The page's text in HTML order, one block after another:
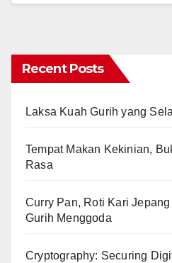
Recent Posts
Laksa Kuah Gurih yang
Tempat Makan Kekinian,
Rasa
Curry Pan, Roti Kari
Gurih Menggoda
Cryptography: Securing